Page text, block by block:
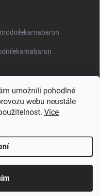
umožnili pohodlné
webu neustále
Více
vyhrazena.